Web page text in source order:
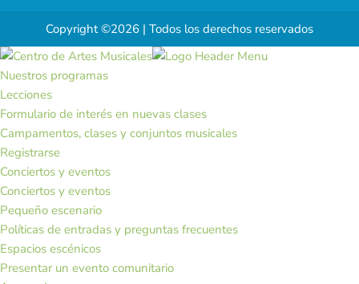
Copyright ©2026 | Todos los derechos reservados
Nuestros programas
Lecciones
Formulario de interés en nuevas clases
Campamentos, clases y conjuntos musicales
Registrarse
Conciertos y eventos
Conciertos y eventos
Pequeño escenario
Políticas de entradas y preguntas frecuentes
Espacios escénicos
Presentar un evento comunitario